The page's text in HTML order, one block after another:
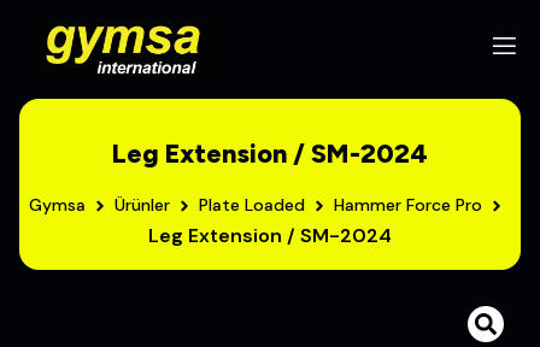
Leg Extension / SM-2024
Gymsa Ürünler Plate Loaded Hammer Force Pro
Leg Extension / SM-2024